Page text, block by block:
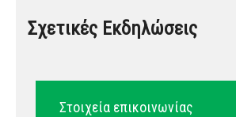
Σχετικές Εκδηλώσεις
Στοιχεία επικοινωνίας